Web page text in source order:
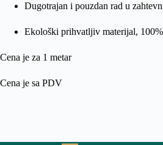
Dugotrajan i pouzdan rad u
Ekološki prihvatljiv materijal,
Cena je za 1 metar
Cena je sa PDV